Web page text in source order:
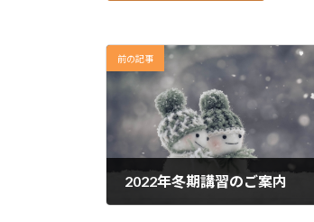
前の記事
2022年冬期講習のご案内